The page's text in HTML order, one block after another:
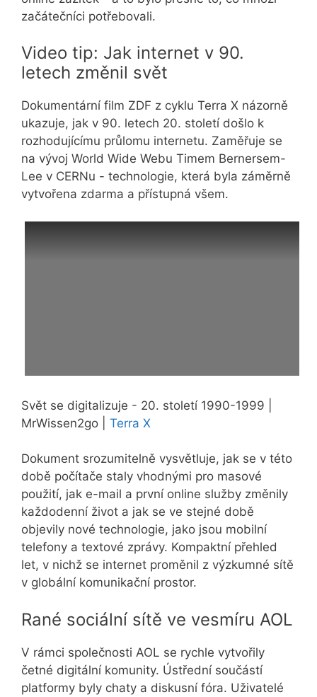
začátečníci potřebovali.
Video tip: Jak internet v 90.
letech změnil svět
Dokumentární film ZDF z cyklu Terra X názorně
ukazuje, jak v 90. letech 20. století došlo k
rozhodujícímu průlomu internetu. Zaměřuje se
na vývoj World Wide Webu Timem Bernersem-
Lee v CERNu - technologie, která byla záměrně
vytvořena zdarma a přístupná všem.
Svět se digitalizuje - 20. století 1990-1999 |
MrWissen2go | Terra X
Dokument srozumitelně vysvětluje, jak se v této
době počítače staly vhodnými pro masové
použití, jak e-mail a první online služby změnily
každodenní život a jak se ve stejné době
objevily nové technologie, jako jsou mobilní
telefony a textové zprávy. Kompaktní přehled
let, v nichž se internet proměnil z výzkumné sítě
v globální komunikační prostor.
Rané sociální sítě ve vesmíru AOL
V rámci společnosti AOL se rychle vytvořily
četné digitální komunity. Ústřední součástí
platformy byly chaty a diskusní fóra. Uživatelé